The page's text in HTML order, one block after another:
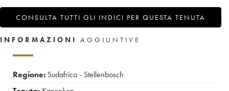
CONSULTA TUTTI GLI INDICI PER QUESTA TENUTA
INFORMAZIONI AGGIUNTIVE
Regione: Sudafrica - Stellenbosch